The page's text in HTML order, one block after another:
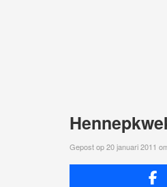
Gepost op 20 januari 2011